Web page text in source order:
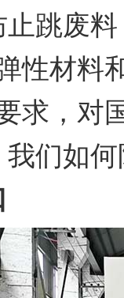
跳废料
性材料
求，对
们如